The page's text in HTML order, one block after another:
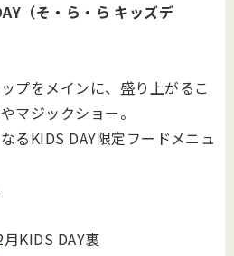
（そ・ら・ら キッズデ
プをメインに、盛り上がるこ
マジックショー。
るKIDS DAY限定フードメニュ